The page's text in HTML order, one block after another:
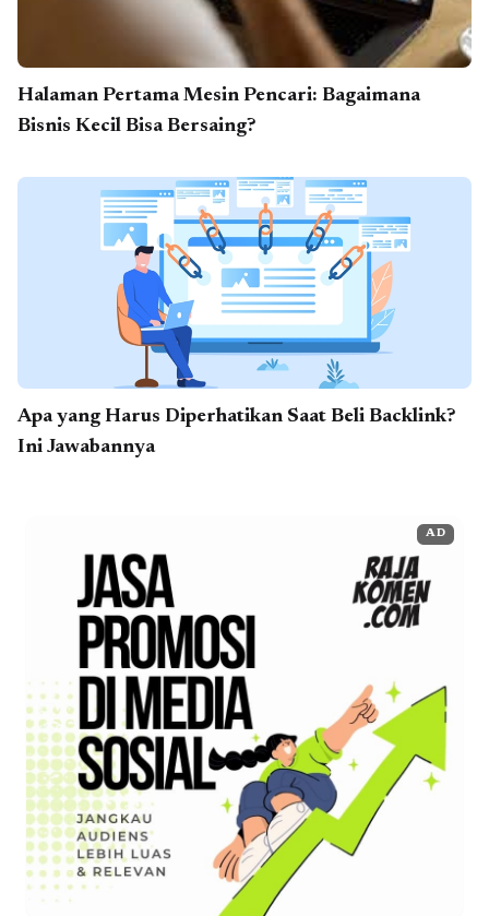
Halaman Pertama Mesin Pencari: Bagaimana
Bisnis Kecil Bisa Bersaing?
Apa yang Harus Diperhatikan Saat Beli Backlink?
Ini Jawabannya
AD